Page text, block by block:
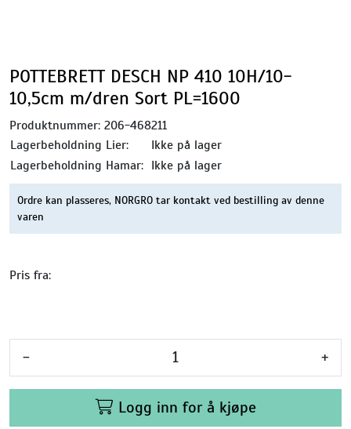
POTTEBRETT DESCH NP 410 10H/10-
10,5cm m/dren Sort PL=1600
Produktnummer: 206-468211
Lagerbeholdning Lier:
Ikke på lager
Lagerbeholdning Hamar: Ikke på lager
Ordre kan plasseres, NORGRO tar kontakt ved bestilling av denne
varen
Pris fra:
- +
Logg inn for å kjøpe